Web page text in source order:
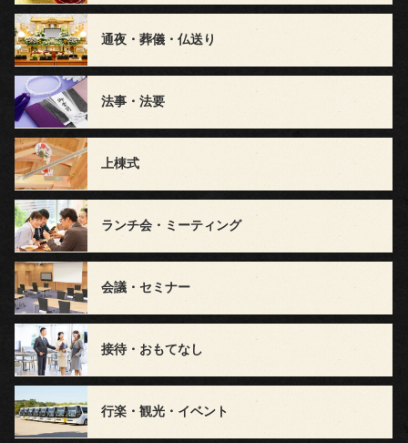
弁
当
会
席
オ
ー
ド
ブ
ル
お
茶・
通夜・葬儀・仏送り
法事・法要
上棟式
ランチ会・ミーティング
会議・セミナー
接待・おもてなし
行楽・観光・イベント